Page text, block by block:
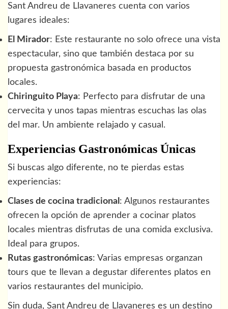
Sant Andreu de Llavaneres cuenta con varios
lugares ideales:
El Mirador: Este restaurante no solo ofrece una vista
espectacular, sino que también destaca por su
propuesta gastronómica basada en productos
locales.
Chiringuito Playa: Perfecto para disfrutar de una
cervecita y unos tapas mientras escuchas las olas
del mar. Un ambiente relajado y casual.
Experiencias Gastronómicas Únicas
Si buscas algo diferente, no te pierdas estas
experiencias:
Clases de cocina tradicional : Algunos restaurantes
ofrecen la opción de aprender a cocinar platos
locales mientras disfrutas de una comida exclusiva.
Ideal para grupos.
Rutas gastronómicas: Varias empresas organzan
tours que te llevan a degustar diferentes platos en
varios restaurantes del municipio.
Sin duda, Sant Andreu de Llavaneres es un destino